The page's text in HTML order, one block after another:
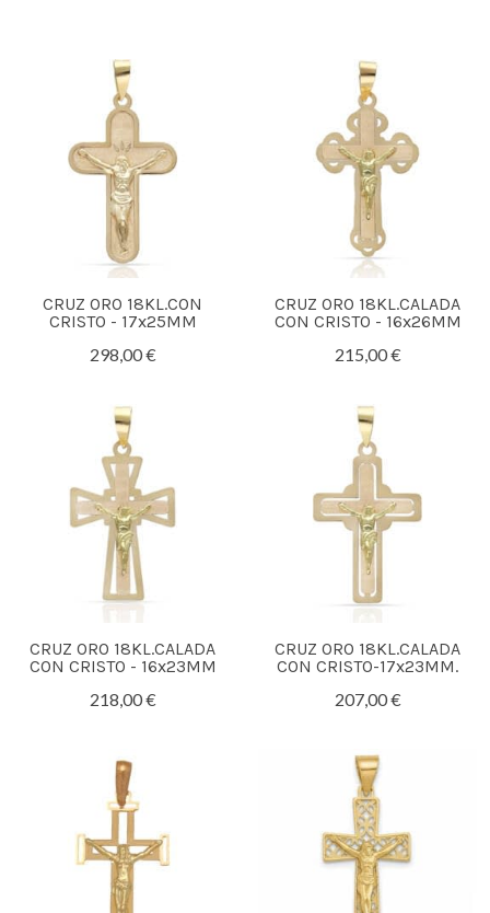
CRUZ ORO 18KL.CON
CRISTO - 17x25MM
298,00 €
CRUZ ORO 18KL.CALADA
CON CRISTO - 16x26MM
215,00 €
CRUZ ORO 18KL.CALADA
CON CRISTO - 16x23MM
218,00 €
CRUZ ORO 18KL.CALADA
CON CRISTO-17x23MM.
207,00 €